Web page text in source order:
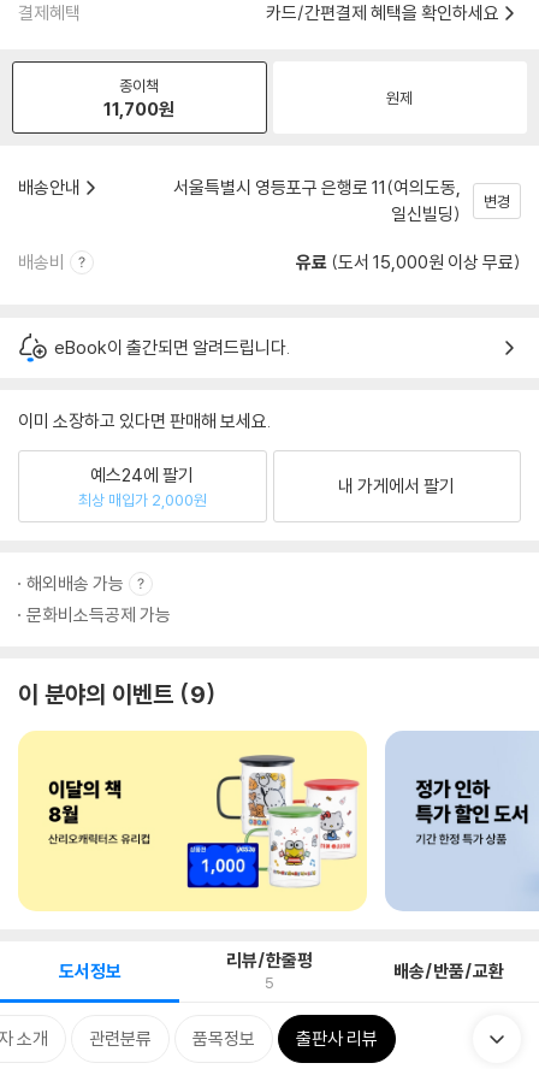
결제혜택 카드/간편결제 혜택을 확인하세요
종이책
11,700원 원제
배송안내
서울특별시 영등포구 은행로 11(여의도동,
일신빌딩)
변경
배송비 유료 (도서 15,000원 이상 무료)
eBook이 출간되면 알려드립니다.
이미 소장하고 있다면 판매해 보세요.
예스24에 팔기
최상 매입가 2,000원
내 가게에서 팔기
해외배송 가능
문화비소득공제 가능
이 분야의 이벤트 9
도서정보 리뷰/한줄평
5 배송/반품/교환
소개 관련분류 품목정보 출판사 리뷰